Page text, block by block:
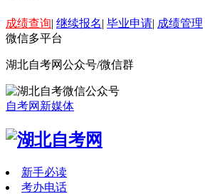
成绩查询| 继续报名| 毕业申请| 成绩管理
微信多平台
湖北自考网公众号/微信群
自考网新媒体
新手必读
考办电话